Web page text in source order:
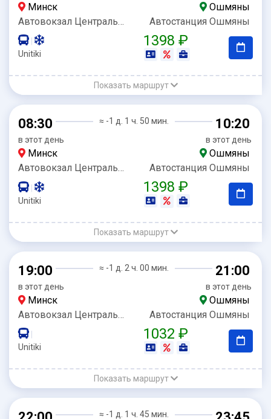
Минск
Ошмяны
Автовокзал Центральный
Автостанция Ошмяны
Unitiki
1398 ₽
Показать маршрут
08:30
в этот день
≈ -1 д. 1 ч. 50 мин. 10:20
в этот день
Минск
Ошмяны
Автовокзал Центральный
Автостанция Ошмяны
Unitiki
1398 ₽
Показать маршрут
19:00
в этот день
≈ -1 д. 2 ч. 00 мин. 21:00
в этот день
Минск
Ошмяны
Автовокзал Центральный
Автостанция Ошмяны
Unitiki
1032 ₽
Показать маршрут
≈ -1 д. 1 ч. 45 мин.